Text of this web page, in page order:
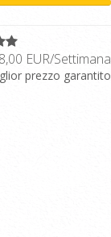
EUR/Settimana
prezzo garantito